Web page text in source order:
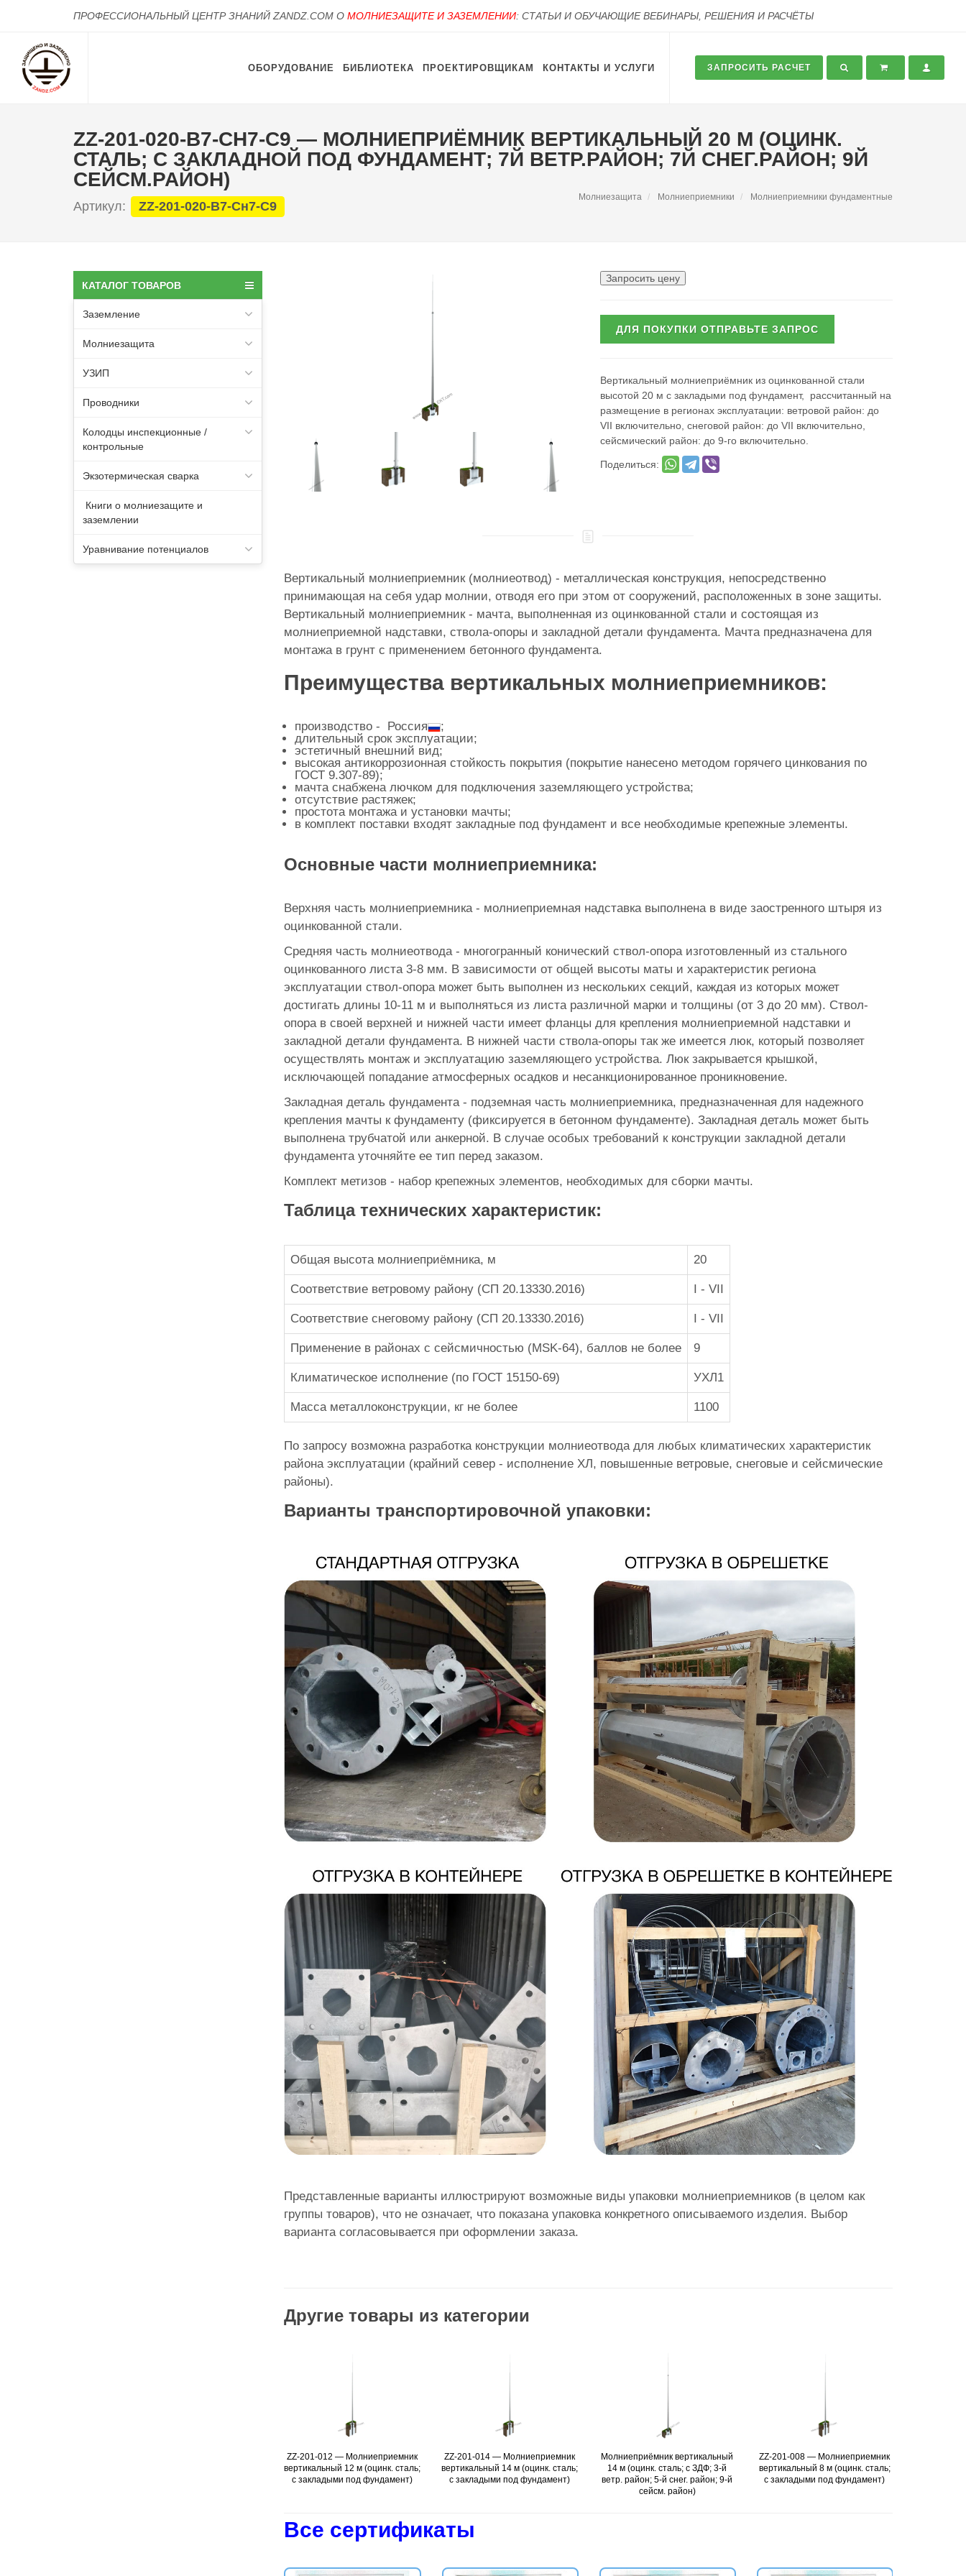
ПРОФЕССИОНАЛЬНЫЙ ЦЕНТР ЗНАНИЙ ZANDZ.COM О МОЛНИЕЗАЩИТЕ И ЗАЗЕМЛЕНИИ: СТАТЬИ И ОБУЧАЮЩИЕ ВЕБИНАРЫ, РЕШЕНИЯ И РАСЧЁТЫ
ОБОРУДОВАНИЕ БИБЛИОТЕКА ПРОЕКТИРОВЩИКАМ КОНТАКТЫ И УСЛУГИ ЗАПРОСИТЬ РАСЧЕТ
ZZ-201-020-В7-СН7-С9 — МОЛНИЕПРИЁМНИК ВЕРТИКАЛЬНЫЙ 20 М (ОЦИНК.
СТАЛЬ; С ЗАКЛАДНОЙ ПОД ФУНДАМЕНТ; 7Й ВЕТР.РАЙОН; 7Й СНЕГ.РАЙОН; 9Й
СЕЙСМ.РАЙОН)
Артикул: ZZ-201-020-В7-Сн7-С9
Молниезащита Молниеприемники Молниеприемники фундаментные
КАТАЛОГ ТОВАРОВ
Заземление
Молниезащита
УЗИП
Проводники
Колодцы инспекционные /
контрольные
Экзотермическая сварка
Книги о молниезащите и
заземлении
Уравнивание потенциалов
Запросить цену
ДЛЯ ПОКУПКИ ОТПРАВЬТЕ ЗАПРОС
Вертикальный молниеприёмник из оцинкованной стали
высотой 20 м с закладыми под фундамент, рассчитанный на
размещение в регионах эксплуатации: ветровой район: до
VII включительно, снеговой район: до VII включительно,
сейсмический район: до 9-го включительно.
Поделиться:
Вертикальный молниеприемник (молниеотвод) - металлическая конструкция, непосредственно
принимающая на себя удар молнии, отводя его при этом от сооружений, расположенных в зоне защиты.
Вертикальный молниеприемник - мачта, выполненная из оцинкованной стали и состоящая из
молниеприемной надставки, ствола-опоры и закладной детали фундамента. Мачта предназначена для
монтажа в грунт с применением бетонного фундамента.
Преимущества вертикальных молниеприемников:
производство - Россия
;
длительный срок эксплуатации;
эстетичный внешний вид;
высокая антикоррозионная стойкость покрытия (покрытие нанесено методом горячего цинкования по
ГОСТ 9.307-89);
мачта снабжена лючком для подключения заземляющего устройства;
отсутствие растяжек;
простота монтажа и установки мачты;
в комплект поставки входят закладные под фундамент и все необходимые крепежные элементы.
Основные части молниеприемника:
Верхняя часть молниеприемника - молниеприемная надставка выполнена в виде заостренного штыря из
оцинкованной стали.
Средняя часть молниеотвода - многогранный конический ствол-опора изготовленный из стального
оцинкованного листа 3-8 мм. В зависимости от общей высоты маты и характеристик региона
эксплуатации ствол-опора может быть выполнен из нескольких секций, каждая из которых может
достигать длины 10-11 м и выполняться из листа различной марки и толщины (от 3 до 20 мм). Ствол-
опора в своей верхней и нижней части имеет фланцы для крепления молниеприемной надставки и
закладной детали фундамента. В нижней части ствола-опоры так же имеется люк, который позволяет
осуществлять монтаж и эксплуатацию заземляющего устройства. Люк закрывается крышкой,
исключающей попадание атмосферных осадков и несанкционированное проникновение.
Закладная деталь фундамента - подземная часть молниеприемника, предназначенная для надежного
крепления мачты к фундаменту (фиксируется в бетонном фундаменте). Закладная деталь может быть
выполнена трубчатой или анкерной. В случае особых требований к конструкции закладной детали
фундамента уточняйте ее тип перед заказом.
Комплект метизов - набор крепежных элементов, необходимых для сборки мачты.
Таблица технических характеристик:
Общая высота молниеприёмника, м 20
Соответствие ветровому району (СП 20.13330.2016) I - VII
Соответствие снеговому району (СП 20.13330.2016) I - VII
Применение в районах с сейсмичностью (MSK-64), баллов не более 9
Климатическое исполнение (по ГОСТ 15150-69) УХЛ1
Масса металлоконструкции, кг не более 1100
По запросу возможна разработка конструкции молниеотвода для любых климатических характеристик
района эксплуатации (крайний север - исполнение ХЛ, повышенные ветровые, снеговые и сейсмические
районы).
Варианты транспортировочной упаковки:
Представленные варианты иллюстрируют возможные виды упаковки молниеприемников (в целом как
группы товаров), что не означает, что показана упаковка конкретного описываемого изделия. Выбор
варианта согласовывается при оформлении заказа.
Другие товары из категории
ZZ-201-012 — Молниеприемник
вертикальный 12 м (оцинк. сталь;
с закладыми под фундамент)
Подробнее
ZZ-201-014 — Молниеприемник
вертикальный 14 м (оцинк. сталь;
с закладыми под фундамент)
Подробнее
Молниеприёмник вертикальный
14 м (оцинк. сталь; с ЗДФ; 3-й
ветр. район; 5-й снег. район; 9-й
Подробнее
ZZ-201-008 — Молниеприемник
вертикальный 8 м (оцинк. сталь;
с закладыми под фундамент)
Подробнее
ZZ-201-010 — Молниеприемник
вертикальный 10 м (оцинк. сталь;
с закладыми под фундамент)
Все сертификаты